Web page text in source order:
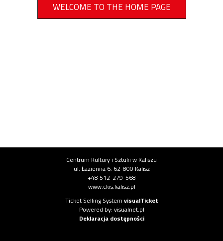
WELCOME TO THE HOME PAGE
Institution informationCentrum Kultury i Sztuki w Kaliszu
ul. Łazienna 6, 62-800 Kalisz
+48 512-279-568
www.ckis.kalisz.pl
System information
Ticket Selling System visualTicket
Powered by: visualnet.pl(opens in new tab)
Deklaracja dostępności(opens in new tab)